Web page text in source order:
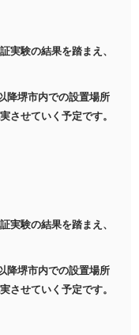
実験の結果を踏まえ、
降堺市内での設置場所
させていく予定です。
実験の結果を踏まえ、
降堺市内での設置場所
させていく予定です。